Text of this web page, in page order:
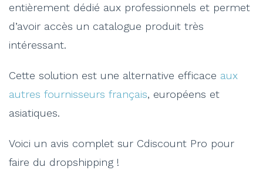
entièrement dédié aux professionnels et permet
d’avoir accès un catalogue produit très
intéressant.
Cette solution est une alternative efficace aux
autres fournisseurs français, européens et
asiatiques.
Voici un avis complet sur Cdiscount Pro pour
faire du dropshipping !